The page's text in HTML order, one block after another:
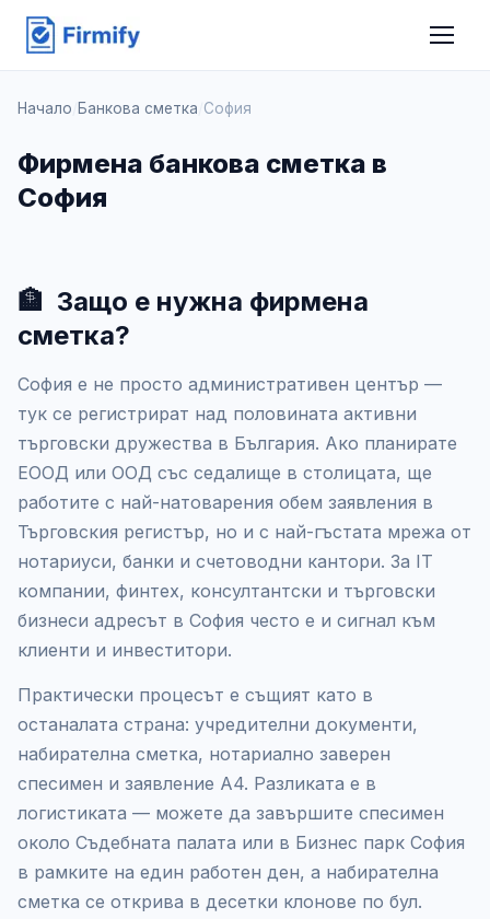
Начало Банкова сметка София
Фирмена банкова сметка в
София
🏦 Защо е нужна фирмена
сметка?
София е не просто административен център —
тук се регистрират над половината активни
търговски дружества в България. Ако планирате
ЕООД или ООД със седалище в столицата, ще
работите с най-натоварения обем заявления в
Търговския регистър, но и с най-гъстата мрежа от
нотариуси, банки и счетоводни кантори. За IT
компании, финтех, консултантски и търговски
бизнеси адресът в София често е и сигнал към
клиенти и инвеститори.
Практически процесът е същият като в
останалата страна: учредителни документи,
набирателна сметка, нотариално заверен
спесимен и заявление А4. Разликата е в
логистиката — можете да завършите спесимен
около Съдебната палата или в Бизнес парк София
в рамките на един работен ден, а набирателна
сметка се открива в десетки клонове по бул.